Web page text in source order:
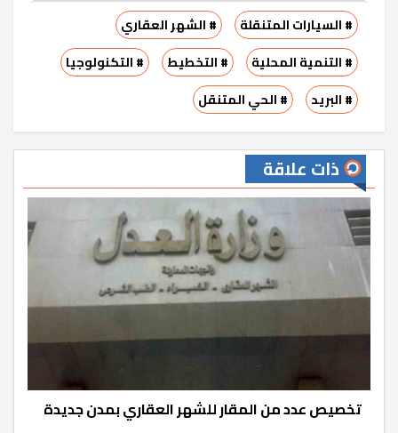
# السيارات المتنقلة
# الشهر العقاري
# التنمية المحلية
# التخطيط
# التكنولوجيا
# البريد
# الحي المتنقل
ذات علاقة
تخصيص عدد من المقار للشهر العقاري بمدن جديدة